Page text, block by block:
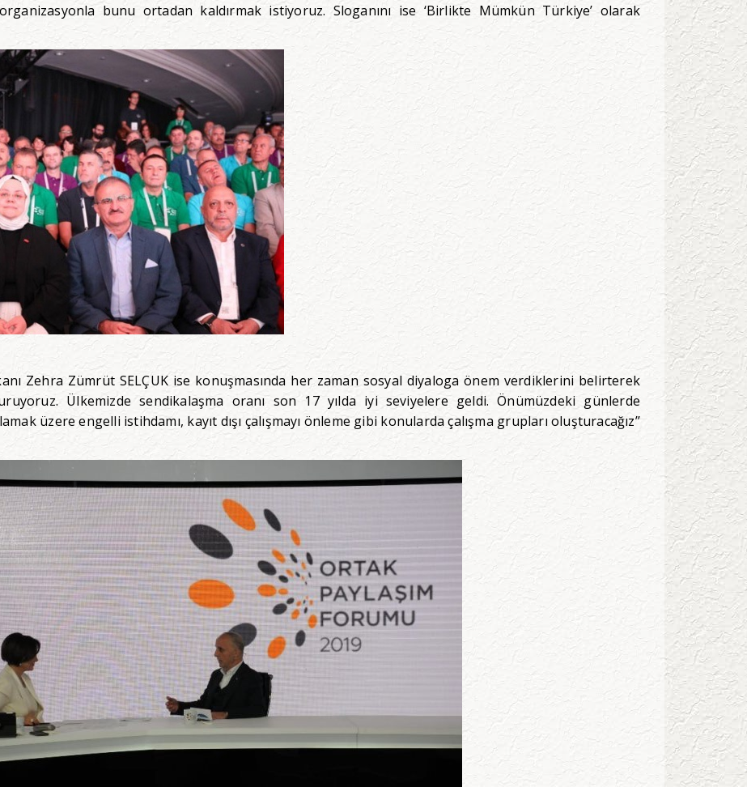
bunu ortadan kaldırmak istiyoruz. Sloganını ise ‘Birlikte Mümkün Türkiye’ olarak
Zehra Zümrüt SELÇUK ise konuşmasında her zaman sosyal diyaloga önem verdiklerini belirterek
Ülkemizde sendikalaşma oranı son 17 yılda iyi seviyelere geldi. Önümüzdeki günlerde
üzere engelli istihdamı, kayıt dışı çalışmayı önleme gibi konularda çalışma grupları oluşturacağız’’